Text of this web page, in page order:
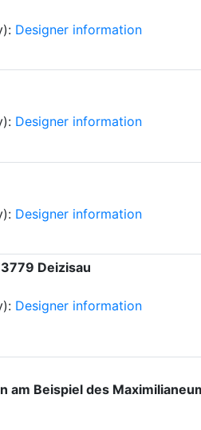
Designer information
Designer information
Designer information
Deizisau
Designer information
Beispiel des